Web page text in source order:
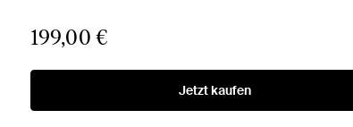
199,00 €
Jetzt kaufen